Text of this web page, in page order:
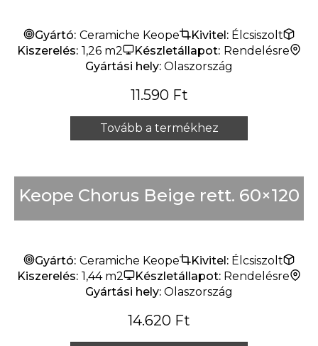
Gyártó: Ceramiche Keope Kivitel: Élcsiszolt
Kiszerelés: 1,26 m2 Készletállapot: Rendelésre
Gyártási hely: Olaszország
11.590 Ft
Tovább a termékhez
Keope Chorus Beige rett. 60×120
Gyártó: Ceramiche Keope Kivitel: Élcsiszolt
Kiszerelés: 1,44 m2 Készletállapot: Rendelésre
Gyártási hely: Olaszország
14.620 Ft